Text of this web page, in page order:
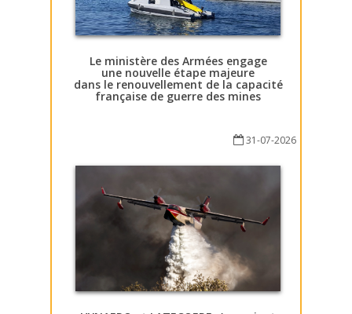
Le ministère des Armées engage
une nouvelle étape majeure
dans le renouvellement de la capacité
française de guerre des mines
31-07-2026